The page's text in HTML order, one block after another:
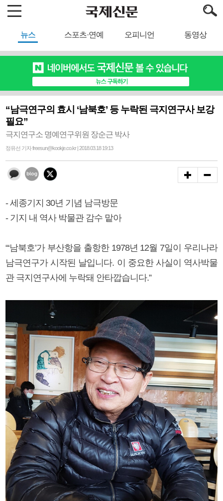
뉴스 스포츠·연예 오피니언 동영상
“남극연구의 효시 ‘남북호’ 등 누락된 극지연구사 보강
필요”
극지연구소 명예연구위원 장순근 박사
정유선 기자 freesun@kookje.co.kr | 2018.03.18 19:13
- 세종기지 30년 기념 남극방문
- 기지 내 역사 박물관 감수 맡아
“‘남북호’가 부산항을 출항한 1978년 12월 7일이 우리나라
남극연구가 시작된 날입니다. 이 중요한 사실이 역사박물
관 극지연구사에 누락돼 안타깝습니다.”